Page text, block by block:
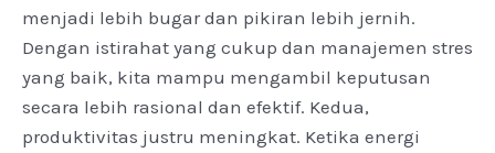
menjadi lebih bugar dan pikiran lebih jernih.
Dengan istirahat yang cukup dan manajemen stres
yang baik, kita mampu mengambil keputusan
secara lebih rasional dan efektif. Kedua,
produktivitas justru meningkat. Ketika energi